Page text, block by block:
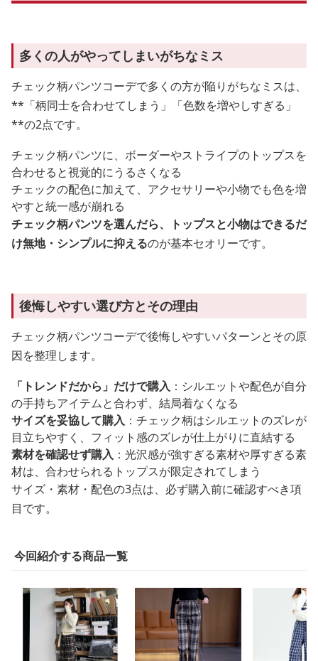
多くの人がやってしまいがちなミス
チェック柄パンツコーデで多くの方が陥りがちなミスは、
**「柄同士を合わせてしまう」「色数を増やしすぎる」
**の2点です。
チェック柄パンツに、ボーダーやストライプのトップスを
合わせると視覚的にうるさくなる
チェックの配色に加えて、アクセサリーや小物でも色を増
やすと統一感が崩れる
チェック柄パンツを選んだら、トップスと小物はできるだ
け無地・シンプルに抑えるのが基本セオリーです。
後悔しやすい選び方とその理由
チェック柄パンツコーデで後悔しやすいパターンとその原
因を整理します。
「トレンドだから」だけで購入 ：シルエットや配色が自分
の手持ちアイテムと合わず、結局着なくなる
サイズを妥協して購入 ：チェック柄はシルエットのズレが
目立ちやすく、フィット感のズレが仕上がりに直結する
素材を確認せず購入 ：光沢感が強すぎる素材や厚すぎる素
材は、合わせられるトップスが限定されてしまう
サイズ・素材・配色の3点は、必ず購入前に確認すべき項
目です。
今回紹介する商品一覧